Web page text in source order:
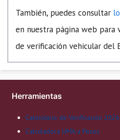
También, puedes consultar
en nuestra página web para
de verificación vehicular del
Herramientas
Calendario de Verificación 2026
Calculadora UMA a Pesos